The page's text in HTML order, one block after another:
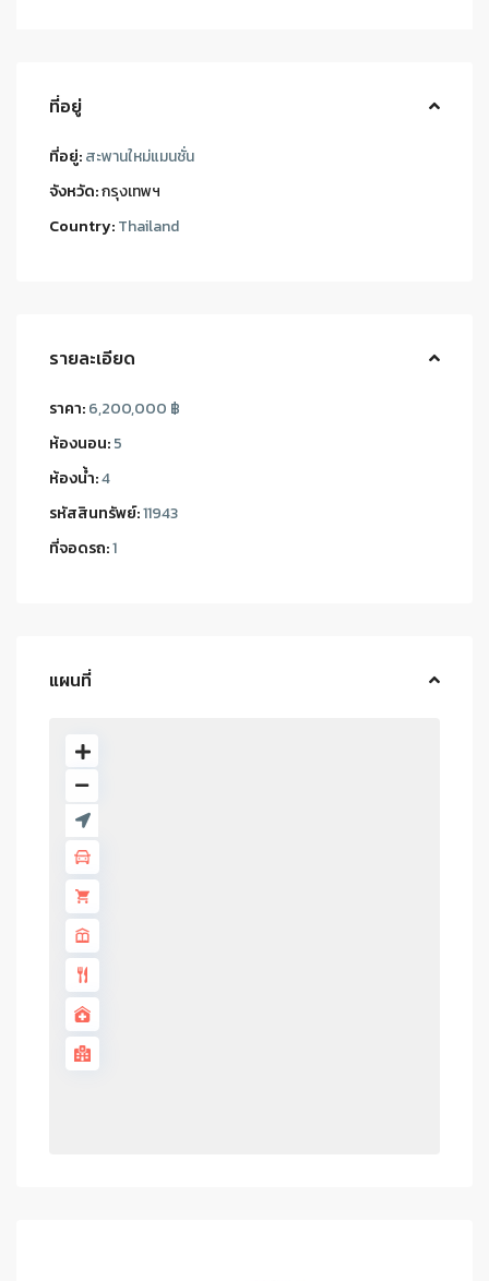
ที่อยู่
ที่อยู่:สะพานใหม่แมนชั่น
จังหวัด:กรุงเทพฯ
Country:Thailand
รายละเอียด
ราคา:6,200,000 ฿
ห้องนอน:5
ห้องน้ำ:4
รหัสสินทรัพย์:11943
ที่จอดรถ:1
แผนที่